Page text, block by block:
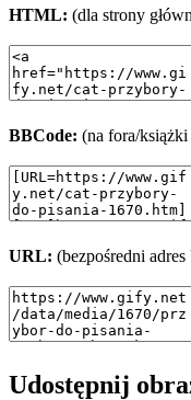
HTML: (dla strony
BBCode: (na fora/
URL: (bezpośredni
Udostępnij